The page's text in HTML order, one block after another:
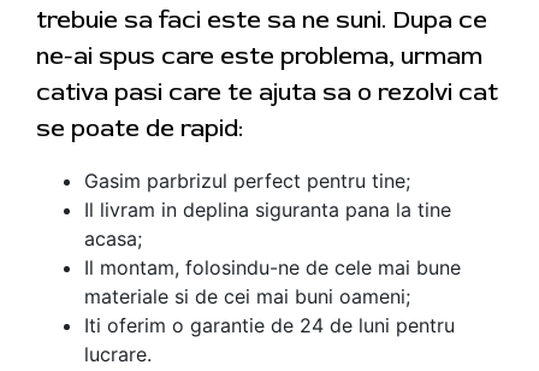
trebuie sa faci este sa ne suni. Dupa ce
ne-ai spus care este problema, urmam
cativa pasi care te ajuta sa o rezolvi cat
se poate de rapid:
Gasim parbrizul perfect pentru tine;
Il livram in deplina siguranta pana la tine
acasa;
Il montam, folosindu-ne de cele mai bune
materiale si de cei mai buni oameni;
Iti oferim o garantie de 24 de luni pentru
lucrare.